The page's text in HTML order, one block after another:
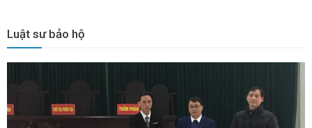
Luật sư bảo hộ